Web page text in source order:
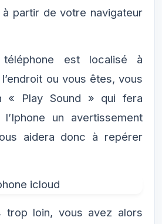
partir de votre navigateur
est localisé à
ou vous êtes, vous
« Play Sound » qui fera
un avertissement
aidera donc à repérer
trop loin, vous avez alors